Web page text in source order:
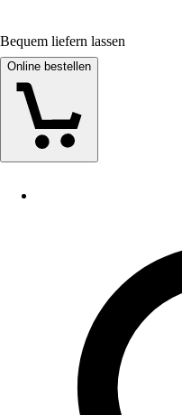
Bequem liefern lassen
Online bestellen